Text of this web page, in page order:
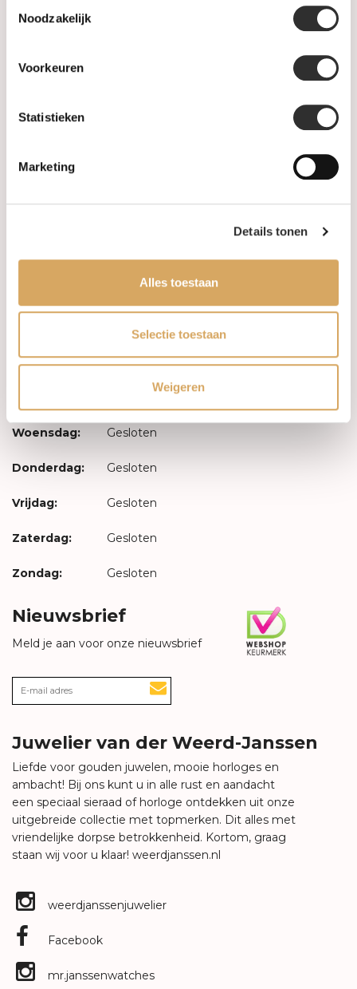
Noodzakelijk
Voorkeuren
Statistieken
Marketing
Details tonen
Alles toestaan
Selectie toestaan
Weigeren
Levertijd & verzendkosten
Maandag: Gesloten
Woensdag: Gesloten
Donderdag: Gesloten
Vrijdag: Gesloten
Zaterdag: Gesloten
Zondag: Gesloten
Nieuwsbrief
Meld je aan voor onze nieuwsbrief
Juwelier van der Weerd-Janssen
Liefde voor gouden juwelen, mooie horloges en
ambacht! Bij ons kunt u in alle rust en aandacht
een speciaal sieraad of horloge ontdekken uit onze
uitgebreide collectie met topmerken. Dit alles met
vriendelijke dorpse betrokkenheid. Kortom, graag
staan wij voor u klaar! weerdjanssen.nl
weerdjanssenjuwelier
Facebook
mr.janssenwatches